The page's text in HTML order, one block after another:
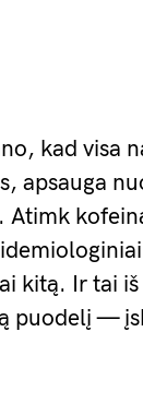
kad visa
apsauga
Atimk
kitą. Ir tai iš
puodelį —